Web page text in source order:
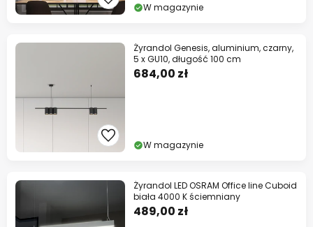
W magazynie
Żyrandol Genesis, aluminium, czarny,
5 x GU10, długość 100 cm
684,00 zł
W magazynie
Żyrandol LED OSRAM Office line Cuboid
biała 4000 K ściemniany
489,00 zł